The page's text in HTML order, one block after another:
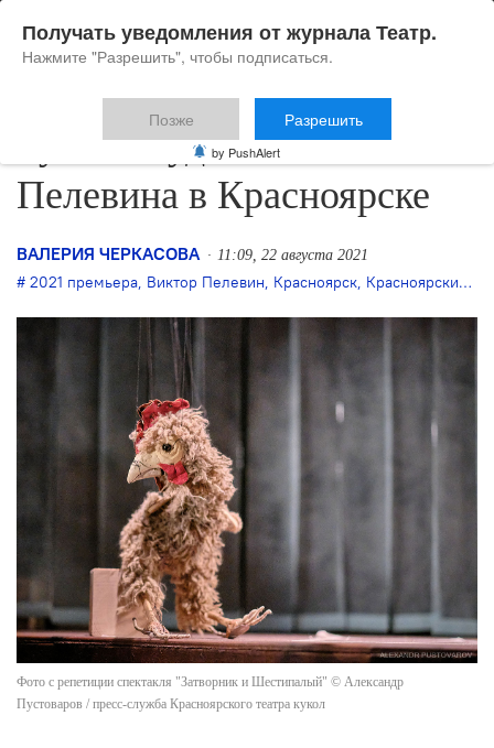
Руслан Кудашов ставит
Пелевина в Красноярске
ВАЛЕРИЯ ЧЕРКАСОВА 11:09, 22 августа 2021
2021 премьера, Виктор Пелевин, Красноярск, Красноярский театр кукол
Фото с репетиции спектакля "Затворник и Шестипалый" © Александр
Пустоваров / пресс-служба Красноярского театра кукол
Получать уведомления от журнала Театр.
Нажмите "Разрешить", чтобы подписаться.
Позже Разрешить
by PushAlert